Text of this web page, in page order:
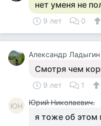
нет уменя не
9 лет 0
Александр Ладыгин
Смотря чем
9 лет 1
ЮН Юрий Николаевич.
я тоже об этом